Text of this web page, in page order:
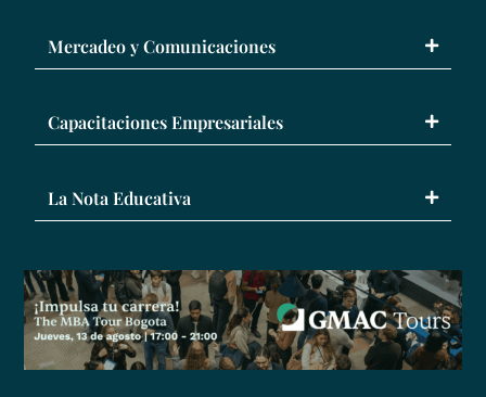
Mercadeo y Comunicaciones
Capacitaciones Empresariales
La Nota Educativa